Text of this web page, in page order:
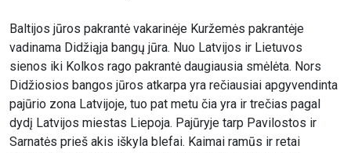
Baltijos jūros pakrantė vakarinėje Kuržemės pakrantėje
vadinama Didžiąja bangų jūra. Nuo Latvijos ir Lietuvos
sienos iki Kolkos rago pakrantė daugiausia smėlėta. Nors
Didžiosios bangos jūros atkarpa yra rečiausiai apgyvendinta
pajūrio zona Latvijoje, tuo pat metu čia yra ir trečias pagal
dydį Latvijos miestas Liepoja. Pajūryje tarp Pavilostos ir
Sarnatės prieš akis iškyla blefai. Kaimai ramūs ir retai